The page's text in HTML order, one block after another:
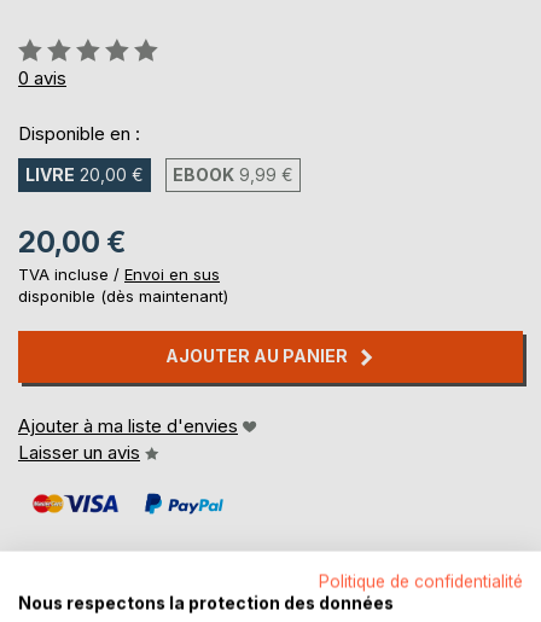
Évaluation:
0%
0 avis
Disponible en :
LIVRE 20,00 € EBOOK 9,99 €
20,00 €
TVA incluse / Envoi en sus
disponible (dès maintenant)
AJOUTER AU PANIER
Ajouter à ma liste d'envies
Laisser un avis
Politique de confidentialité
Nous respectons la protection des données